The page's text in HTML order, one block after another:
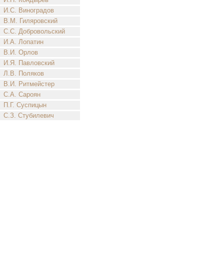
И.С. Виноградов
В.М. Гиляровский
С.С. Добровольский
И.А. Лопатин
В.И. Орлов
И.Я. Павловский
Л.В. Поляков
В.И. Ритмейстер
С.А. Сароян
П.Г. Суспицын
С.З. Стубилевич